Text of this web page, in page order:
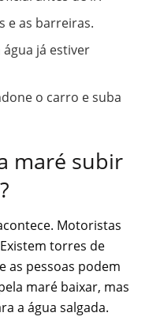
e as barreiras.
já estiver
o carro e suba
maré subir
Motoristas
torres de
as pessoas podem
maré baixar, mas
a água salgada.